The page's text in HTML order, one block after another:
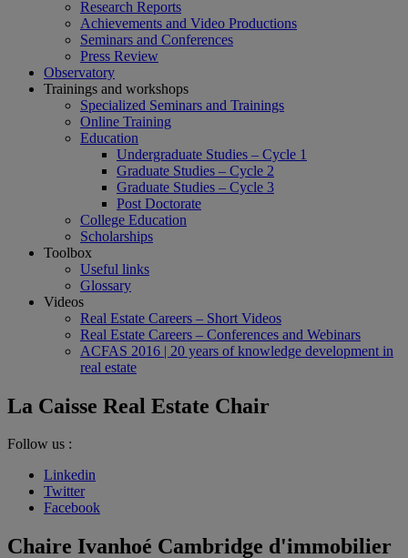
Research Reports
Achievements and Video Productions
Seminars and Conferences
Press Review
Observatory
Trainings and workshops
Specialized Seminars and Trainings
Online Training
Education
Undergraduate Studies – Cycle 1
Graduate Studies – Cycle 2
Graduate Studies – Cycle 3
Post Doctorate
College Education
Scholarships
Toolbox
Useful links
Glossary
Videos
Real Estate Careers – Short Videos
Real Estate Careers – Conferences and Webinars
ACFAS 2016 | 20 years of knowledge development in
real estate
La Caisse Real Estate Chair
Follow us :
Linkedin
Twitter
Facebook
Chaire Ivanhoé Cambridge d'immobilier